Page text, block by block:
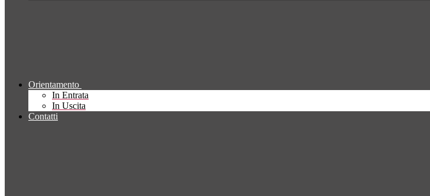
Orientamento
In Entrata
In Uscita
Contatti